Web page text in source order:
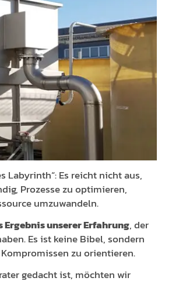
Labyrinth“: Es reicht nicht aus,
Prozesse zu optimieren,
umzuwandeln.
Ergebnis unserer Erfahrung, der
Es ist keine Bibel, sondern
zu orientieren.
gedacht ist, möchten wir